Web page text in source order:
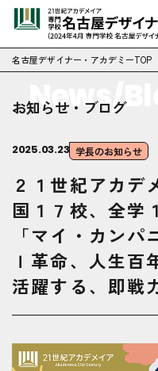
名古屋デザイナー・アカデミーTOP
News/Blog
お知らせ・ブログ
2025.03.23 学長のお知らせ
２１世紀アカデ
国１７校、全学
「マイ・カン
Ｉ革命、人生百
活躍する、即戦